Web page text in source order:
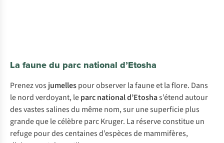
La faune du parc national d’Etosha
Prenez vos jumellespour observer la faune et la flore. Dans
le nord verdoyant, leparc national d’Etoshas’étend autour
des vastes salines du même nom, sur une superficie plus
grande que le célèbre parc Kruger. La réserve constitue un
refuge pour des centaines d’espèces de mammifères,